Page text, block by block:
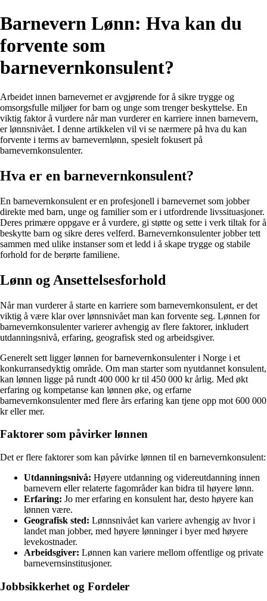
Barnevern Lønn: Hva kan du
forvente som
barnevernkonsulent?
Arbeidet innen barnevernet er avgjørende for å sikre trygge og
omsorgsfulle miljøer for barn og unge som trenger beskyttelse. En
viktig faktor å vurdere når man vurderer en karriere innen barnevern,
er lønnsnivået. I denne artikkelen vil vi se nærmere på hva du kan
forvente i terms av barnevernlønn, spesielt fokusert på
barnevernkonsulenter.
Hva er en barnevernkonsulent?
En barnevernkonsulent er en profesjonell i barnevernet som jobber
direkte med barn, unge og familier som er i utfordrende livssituasjoner.
Deres primære oppgave er å vurdere, gi støtte og sette i verk tiltak for å
beskytte barn og sikre deres velferd. Barnevernkonsulenter jobber tett
sammen med ulike instanser som et ledd i å skape trygge og stabile
forhold for de berørte familiene.
Lønn og Ansettelsesforhold
Når man vurderer å starte en karriere som barnevernkonsulent, er det
viktig å være klar over lønnsnivået man kan forvente seg. Lønnen for
barnevernkonsulenter varierer avhengig av flere faktorer, inkludert
utdanningsnivå, erfaring, geografisk sted og arbeidsgiver.
Generelt sett ligger lønnen for barnevernkonsulenter i Norge i et
konkurransedyktig område. Om man starter som nyutdannet konsulent,
kan lønnen ligge på rundt 400 000 kr til 450 000 kr årlig. Med økt
erfaring og kompetanse kan lønnen øke, og erfarne
barnevernkonsulenter med flere års erfaring kan tjene opp mot 600 000
kr eller mer.
Faktorer som påvirker lønnen
Det er flere faktorer som kan påvirke lønnen til en barnevernkonsulent:
Utdanningsnivå: Høyere utdanning og videreutdanning innen
barnevern eller relaterte fagområder kan bidra til høyere lønn.
Erfaring: Jo mer erfaring en konsulent har, desto høyere kan
lønnen være.
Geografisk sted: Lønnsnivået kan variere avhengig av hvor i
landet man jobber, med høyere lønninger i byer med høyere
levekostnader.
Arbeidsgiver: Lønnen kan variere mellom offentlige og private
barnevernsinstitusjoner.
Jobbsikkerhet og Fordeler